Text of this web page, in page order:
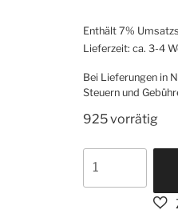
Enthält 7%
Lieferzeit: ca. 3-4
Bei Lieferungen in
Steuern und
925 vorrätig
"Lunara"